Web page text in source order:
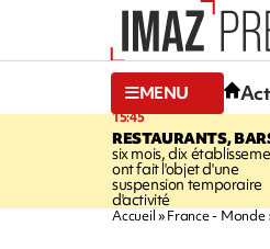
MENU
15:45
RESTAURANTS,
six mois, dix
ont fait l'objet d'une
suspension temporaire
d'activité
Accueil France - Monde